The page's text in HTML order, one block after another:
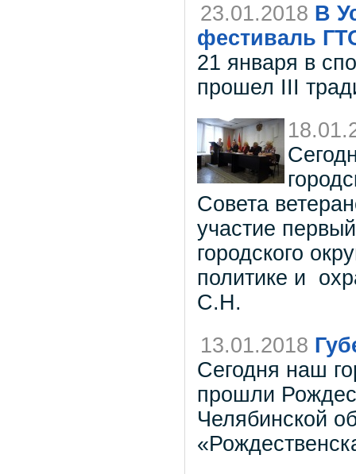
23.01.2018 В
фестиваль
21 января в
прошел III
Совета
участие
городского
политике и
С.Н.
13.01.2018
Сегодня наш
прошли
Челябинской